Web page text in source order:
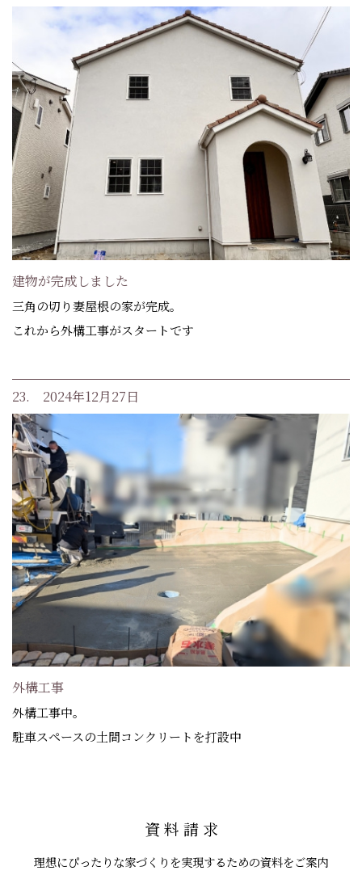
建物が完成しました
三角の切り妻屋根の家が完成。
これから外構工事がスタートです
23. 2024年12月27日
外構工事
外構工事中。
駐車スペースの土間コンクリートを打設中
資 料 請 求
理想にぴったりな家づくりを実現するための資料をご案内